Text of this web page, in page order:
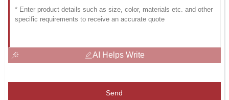
AI Helps Write
Send